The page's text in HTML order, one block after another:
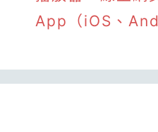
App（iOS、